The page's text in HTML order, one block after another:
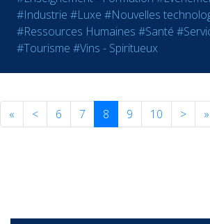
#Industrie #Luxe #Nouvelles
#Ressources Humaines #Santé
#Tourisme #Vins - Spiritueux
« < 6 7 8 9 10 > »